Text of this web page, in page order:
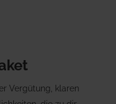
Vergütung, klaren